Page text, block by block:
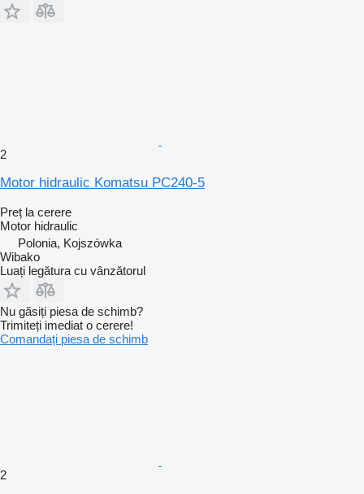
2
Motor hidraulic Komatsu PC240-5
Preț la cerere
Motor hidraulic
Polonia, Kojszówka
Wibako
Luați legătura cu vânzătorul
Nu găsiți piesa de schimb?
Trimiteți imediat o cerere!
Comandați piesa de schimb
2